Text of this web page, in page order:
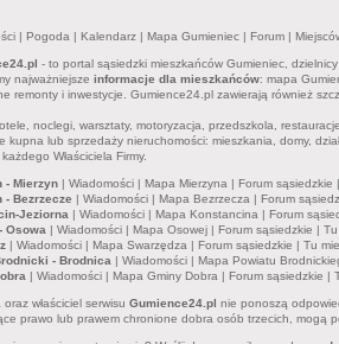
| Pogoda | Kalendarz | Mapa Gumieniec | Forum |
- to portal sąsiedzki mieszkańców Gumieniec,
najważniejsze informacje dla mieszkańców: mapa
remonty i inwestycje. Gumience24.pl zawierają również
noclegi, warsztaty, motoryzacja, przedszkola,
kupna lub sprzedaży nieruchomości: mieszkania, domy,
Właściciela Firmy.
- Mierzyn | Wiadomości | Mapa Mierzyna | Forum sąsiedzkie
- Bezrzecze | Wiadomości | Mapa Bezrzecza | Forum
Jeziorna | Wiadomości | Mapa Konstancina | Forum
Osowa | Wiadomości | Mapa Osowej | Forum sąsiedzkie |
| Wiadomości | Mapa Swarzędza | Forum sąsiedzkie | Tu
- Brodnica | Wiadomości | Mapa Powiatu
| Wiadomości | Mapa Gminy Dobra | Forum sąsiedzkie |
właściciel serwisu Gumience24.pl nie ponoszą
prawo lub prawem chronione dobra osób trzecich, mogą